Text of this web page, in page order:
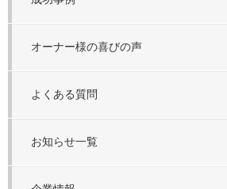
オーナー様の喜びの声
よくある質問
お知らせ一覧